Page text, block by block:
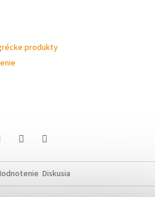
produkty
Diskusia